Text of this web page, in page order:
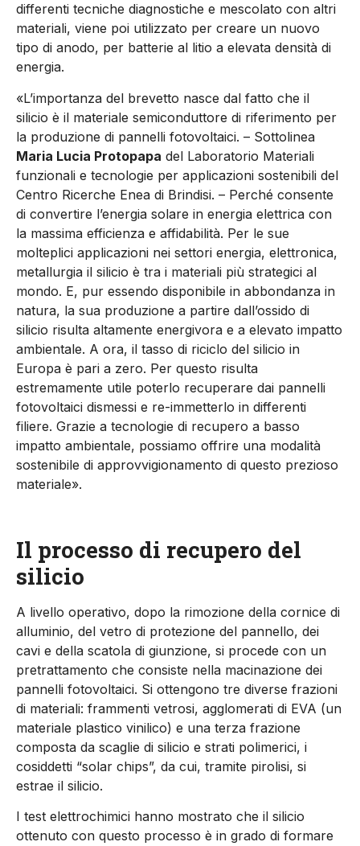
differenti tecniche diagnostiche e mescolato con altri
materiali, viene poi utilizzato per creare un nuovo
tipo di anodo, per batterie al litio a elevata densità di
energia.
«L’importanza del brevetto nasce dal fatto che il
silicio è il materiale semiconduttore di riferimento per
la produzione di pannelli fotovoltaici. – Sottolinea
Maria Lucia Protopapa del Laboratorio Materiali
funzionali e tecnologie per applicazioni sostenibili del
Centro Ricerche Enea di Brindisi. – Perché consente
di convertire l’energia solare in energia elettrica con
la massima efficienza e affidabilità. Per le sue
molteplici applicazioni nei settori energia, elettronica,
metallurgia il silicio è tra i materiali più strategici al
mondo. E, pur essendo disponibile in abbondanza in
natura, la sua produzione a partire dall’ossido di
silicio risulta altamente energivora e a elevato impatto
ambientale. A ora, il tasso di riciclo del silicio in
Europa è pari a zero. Per questo risulta
estremamente utile poterlo recuperare dai pannelli
fotovoltaici dismessi e re-immetterlo in differenti
filiere. Grazie a tecnologie di recupero a basso
impatto ambientale, possiamo offrire una modalità
sostenibile di approvvigionamento di questo prezioso
materiale».
Il processo di recupero del
silicio
A livello operativo, dopo la rimozione della cornice di
alluminio, del vetro di protezione del pannello, dei
cavi e della scatola di giunzione, si procede con un
pretrattamento che consiste nella macinazione dei
pannelli fotovoltaici. Si ottengono tre diverse frazioni
di materiali: frammenti vetrosi, agglomerati di EVA (un
materiale plastico vinilico) e una terza frazione
composta da scaglie di silicio e strati polimerici, i
cosiddetti “solar chips”, da cui, tramite pirolisi, si
estrae il silicio.
I test elettrochimici hanno mostrato che il silicio
ottenuto con questo processo è in grado di formare